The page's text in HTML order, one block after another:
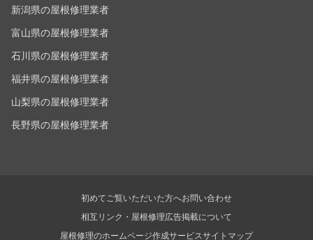
新潟県の屋根修理業者
富山県の屋根修理業者
石川県の屋根修理業者
福井県の屋根修理業者
山梨県の屋根修理業者
長野県の屋根修理業者
初めてご覧いただいた方へお問い合わせ
相互リンク・屋根修理広告掲載について
屋根修理のホームページ作成サービスサイトマップ